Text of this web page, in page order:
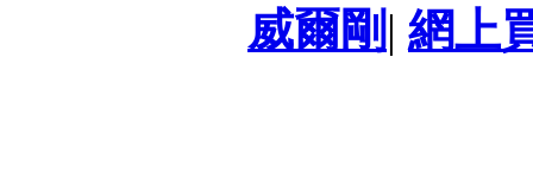
威爾剛 | 網上